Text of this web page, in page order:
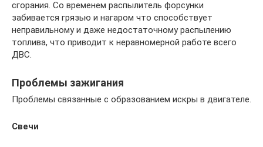
сгорания. Со временем распылитель форсунки
забивается грязью и нагаром что способствует
неправильному и даже недостаточному распылению
топлива, что приводит к неравномерной работе всего
ДВС.
Проблемы зажигания
Проблемы связанные с образованием искры в двигателе.
Свечи